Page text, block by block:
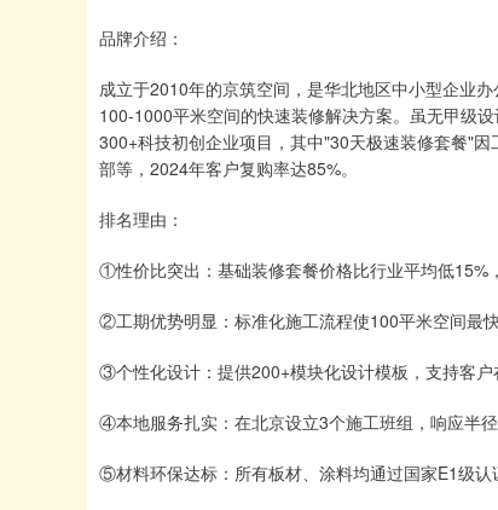
品牌介绍：
成立于2010年的京筑空间，是华北地区中小型企业
100-1000平米空间的快速装修解决方案。虽无甲级
300+科技初创企业项目，其中"30天极速装修套餐"
部等，2024年客户复购率达85%。
排名理由：
①性价比突出：基础装修套餐价格比行业平均低15%
②工期优势明显：标准化施工流程使100平米空间最
③个性化设计：提供200+模块化设计模板，支持客户
④本地服务扎实：在北京设立3个施工班组，响应半
⑤材料环保达标：所有板材、涂料均通过国家E1级认